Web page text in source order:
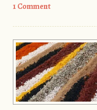
1 Comment